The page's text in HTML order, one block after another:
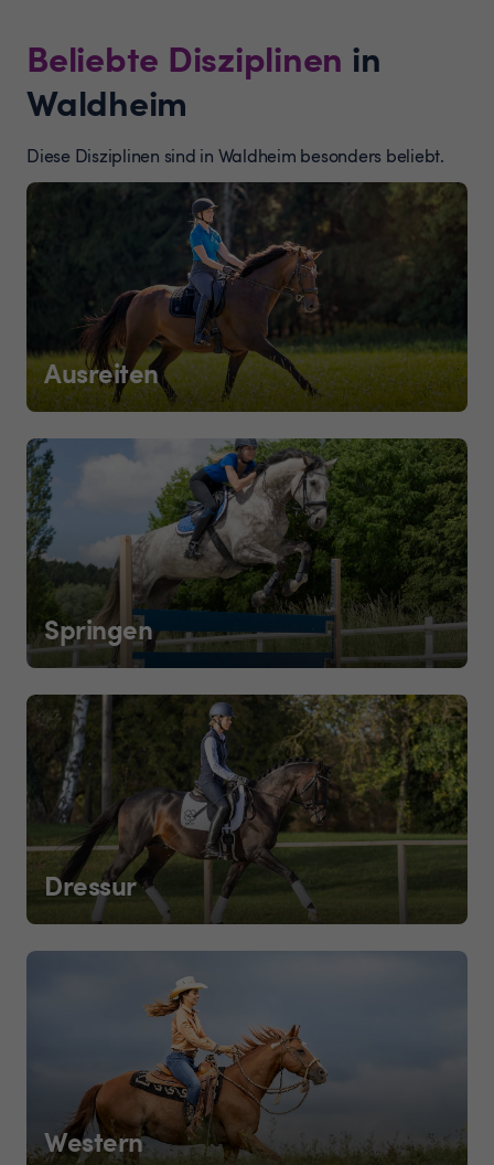
Beliebte Disziplinen in
Waldheim
Diese Disziplinen sind in Waldheim besonders beliebt.
Ausreiten
Springen
Dressur
Western